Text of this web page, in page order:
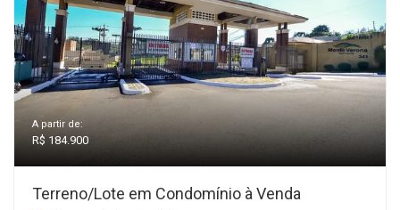
A partir de:
R$ 184.900
Terreno/Lote em Condomínio à Venda